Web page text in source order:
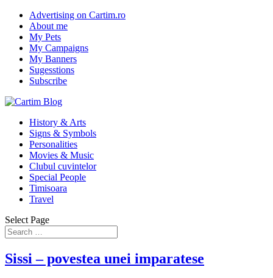
Advertising on Cartim.ro
About me
My Pets
My Campaigns
My Banners
Sugesstions
Subscribe
History & Arts
Signs & Symbols
Personalities
Movies & Music
Clubul cuvintelor
Special People
Timisoara
Travel
Select Page
Sissi – povestea unei imparatese